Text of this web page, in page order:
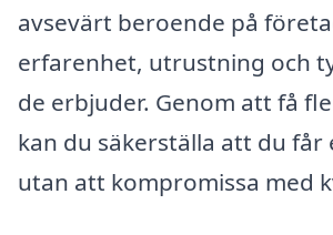
avsevärt beroende på
erfarenhet, utrustning och
de erbjuder. Genom att få
kan du säkerställa att du får
utan att kompromissa med